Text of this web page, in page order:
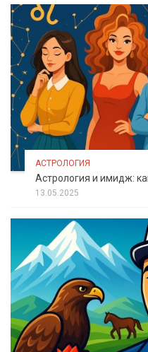
АСТРОЛОГИЯ
Астрология и имидж:
13.05.2025